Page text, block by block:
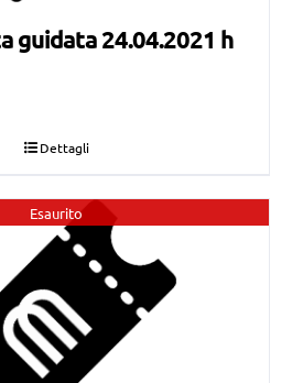
guidata 24.04.2021 h
Dettagli
Esaurito